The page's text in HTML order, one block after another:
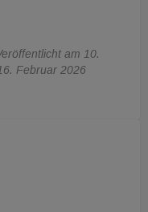
am 10.
Februar 2026